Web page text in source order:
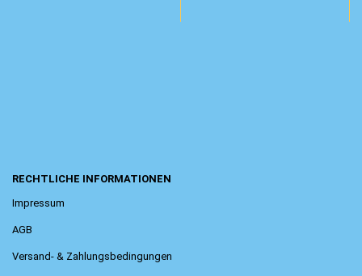
RECHTLICHE INFORMATIONEN
Impressum
AGB
Versand- & Zahlungsbedingungen